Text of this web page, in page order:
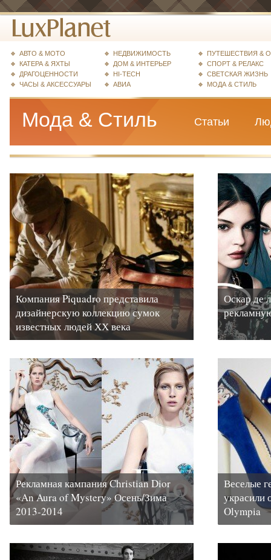
АВТО & МОТО
КАТЕРА & ЯХТЫ
ДРАГОЦЕННОСТИ
ЧАСЫ & АКСЕССУАРЫ
НЕДВИЖИМОСТЬ
ДОМ & ИНТЕРЬЕР
HI-TECH
АВИА
ПУТЕШЕСТВИЯ &
СПОРТ & РЕЛАКС
СВЕТСКАЯ ЖИЗНЬ
МОДА & СТИЛЬ
Мода & Стиль Статьи
Компания Piquadro представила
дизайнерскую коллекцию сумок
известных людей ХХ века
Оскар де
Рекламная кампания Christian Dior
«An Aura of Mystery» Осень/Зима
2013-2014
Веселые
украсили
Olympia